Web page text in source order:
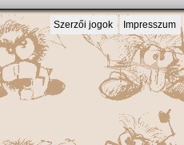
Szerzői jogok Impresszum